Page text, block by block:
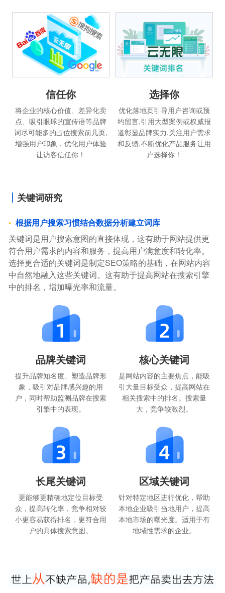
信任你
将企业的核心价值、差异化卖
点、吸引眼球的宣传语等品牌
词尽可能多的占位搜索前几页,
增强用户印象，优化用户体验
让访客信任你！
选择你
优化落地页引导用户咨询或预
约留言,引用大型案例或权威报
道彰显品牌实力,关注用户需求
和反馈,不断优化产品服务让用
户选择你！
关键词研究
根据用户搜索习惯结合数据分析建立词库
关键词是用户搜索意图的直接体现，这有助于网站提供更
符合用户需求的内容和服务，提高用户满意度和转化率。
选择更合适的关键词是制定SEO策略的基础，在网站内容
中自然地融入这些关键词。这有助于提高网站在搜索引擎
中的排名，增加曝光率和流量。
品牌关键词
提升品牌知名度、塑造品牌形
象，吸引对品牌感兴趣的用
户，同时帮助监测品牌在搜索
引擎中的表现。
核心关键词
是网站内容的主要焦点，能吸
引大量目标受众，提高网站在
相关搜索中的排名。搜索量
大，竞争较激烈。
长尾关键词
更能够更精确地定位目标受
众，提高转化率，竞争相对较
小更容易获得排名，更符合用
户的具体搜索意图。
区域关键词
针对特定地区进行优化，帮助
本地企业吸引当地用户，提高
本地市场的曝光度。适用于有
地域性需求的企业。